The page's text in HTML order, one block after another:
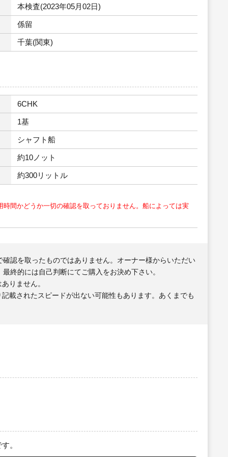
本検査(2023年05月02日)
係留
千葉(関東)
6CHK
1基
シャフト船
約10ノット
約300リットル
間かどうか一切の確認を取っておりません。船によっては実
認を取ったものではありません。オーナー様からいただい
終的には自己判断にてご購入をお決め下さい。
りません。
載されたスピードが出ない可能性もあります。あくまでも
。